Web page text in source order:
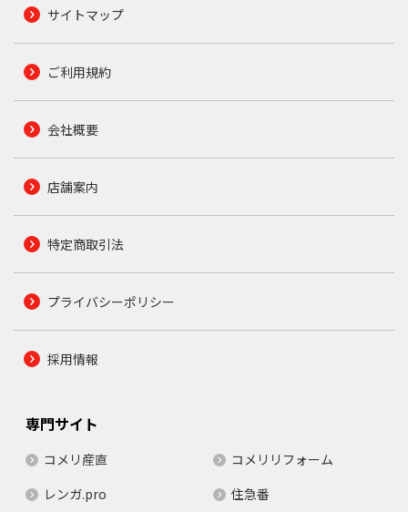
サイトマップ
ご利用規約
会社概要
店舗案内
特定商取引法
プライバシーポリシー
採用情報
専門サイト
コメリ産直
コメリリフォーム
レンガ.pro
住急番